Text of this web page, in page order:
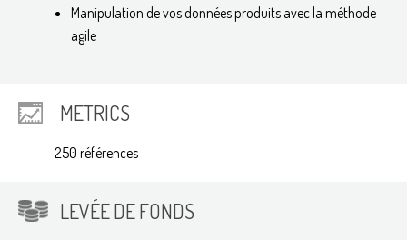
Manipulation de vos données produits avec la méthode
agile
METRICS
250 références
LEVÉE DE FONDS